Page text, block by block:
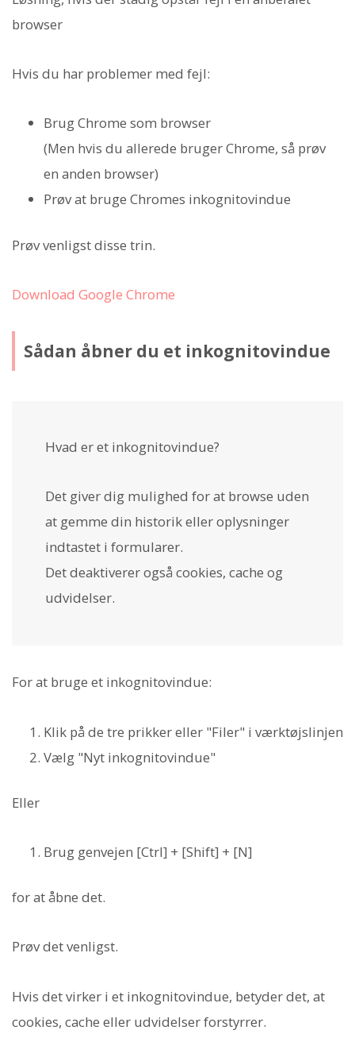
browser
Hvis du har problemer med fejl:
Brug Chrome som browser
(Men hvis du allerede bruger Chrome, så prøv
en anden browser)
Prøv at bruge Chromes inkognitovindue
Prøv venligst disse trin.
Download Google Chrome
Sådan åbner du et inkognitovindue
Hvad er et inkognitovindue?
Det giver dig mulighed for at browse uden
at gemme din historik eller oplysninger
indtastet i formularer.
Det deaktiverer også cookies, cache og
udvidelser.
For at bruge et inkognitovindue:
Klik på de tre prikker eller "Filer" i værktøjslinjen
Vælg "Nyt inkognitovindue"
Eller
Brug genvejen [Ctrl] + [Shift] + [N]
for at åbne det.
Prøv det venligst.
Hvis det virker i et inkognitovindue, betyder det, at
cookies, cache eller udvidelser forstyrrer.